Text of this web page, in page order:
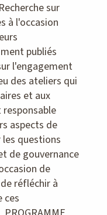
sur
à l'occasion
publiés
l'engagement
des ateliers qui
et aux
aspects de
questions
de gouvernance
de
réfléchir à
ces